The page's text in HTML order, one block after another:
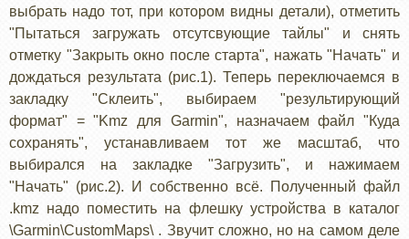
выбрать надо тот, при котором видны детали), отметить
"Пытаться загружать отсутсвующие тайлы" и снять
отметку "Закрыть окно после старта", нажать "Начать" и
дождаться результата (рис.1). Теперь переключаемся в
закладку "Склеить", выбираем "результирующий
формат" = "Kmz для Garmin", назначаем файл "Куда
сохранять", устанавливаем тот же масштаб, что
выбирался на закладке "Загрузить", и нажимаем
"Начать" (рис.2). И собственно всё. Полученный файл
.kmz надо поместить на флешку устройства в каталог
\Garmin\CustomMaps\ . Звучит сложно, но на самом деле